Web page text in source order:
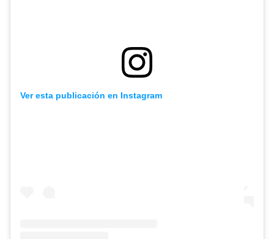
Ver esta publicación en Instagram